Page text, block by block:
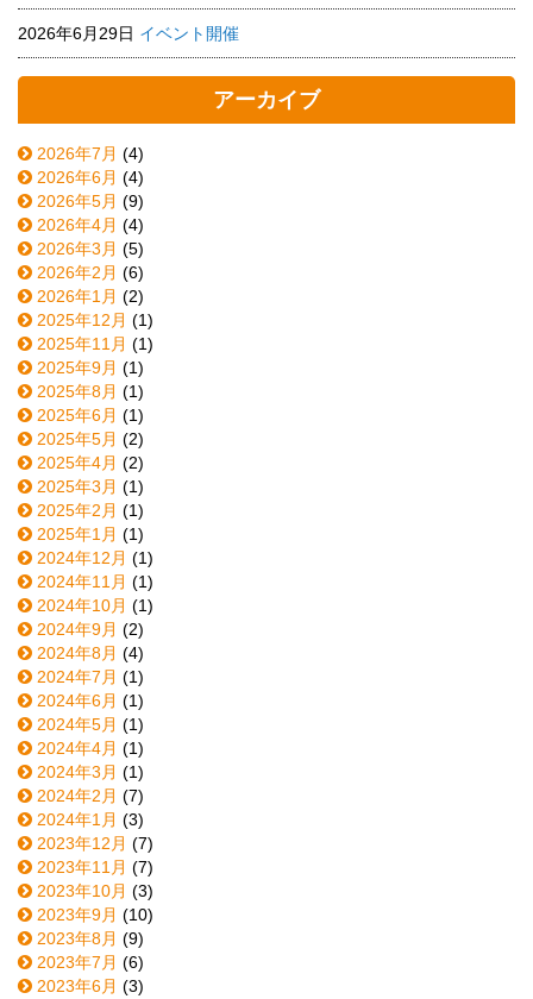
2026年6月29日 イベント開催
アーカイブ
2026年7月 (4)
2026年6月 (4)
2026年5月 (9)
2026年4月 (4)
2026年3月 (5)
2026年2月 (6)
2026年1月 (2)
2025年12月 (1)
2025年11月 (1)
2025年9月 (1)
2025年8月 (1)
2025年6月 (1)
2025年5月 (2)
2025年4月 (2)
2025年3月 (1)
2025年2月 (1)
2025年1月 (1)
2024年12月 (1)
2024年11月 (1)
2024年10月 (1)
2024年9月 (2)
2024年8月 (4)
2024年7月 (1)
2024年6月 (1)
2024年5月 (1)
2024年4月 (1)
2024年3月 (1)
2024年2月 (7)
2024年1月 (3)
2023年12月 (7)
2023年11月 (7)
2023年10月 (3)
2023年9月 (10)
2023年8月 (9)
2023年7月 (6)
2023年6月 (3)